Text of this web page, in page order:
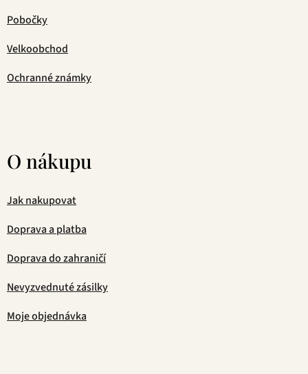
Pobočky
Velkoobchod
Ochranné známky
O nákupu
Jak nakupovat
Doprava a platba
Doprava do zahraničí
Nevyzvednuté zásilky
Moje objednávka